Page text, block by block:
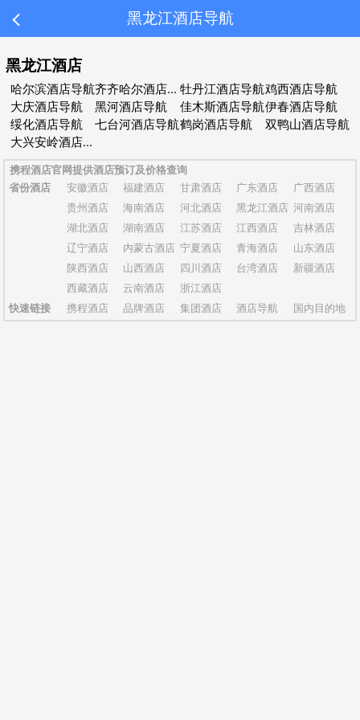
黑龙江酒店导航
黑龙江酒店
哈尔滨酒店导航 齐齐哈尔酒店导航 牡丹江酒店导航鸡西酒店导航
大庆酒店导航
黑河酒店导航 佳木斯酒店导航伊春酒店导航
绥化酒店导航
七台河酒店导航鹤岗酒店导航
双鸭山酒店导航
大兴安岭酒店导航
携程酒店官网提供酒店预订及价格查询
省份酒店
安徽酒店 福建酒店 甘肃酒店 广东酒店
广西酒店
贵州酒店
海南酒店 河北酒店 黑龙江酒店 河南酒店
湖北酒店
湖南酒店 江苏酒店 江西酒店
吉林酒店
辽宁酒店
内蒙古酒店 宁夏酒店 青海酒店
山东酒店
陕西酒店
山西酒店 四川酒店 台湾酒店
新疆酒店
西藏酒店
云南酒店
浙江酒店
快速链接
携程酒店 品牌酒店 集团酒店 酒店导航 国内目的地